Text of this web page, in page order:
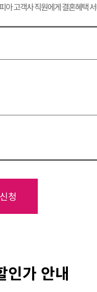
아 고객사 직원에게 결혼혜택
청
인가 안내